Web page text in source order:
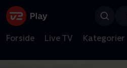
Forside Live TV Kategorier